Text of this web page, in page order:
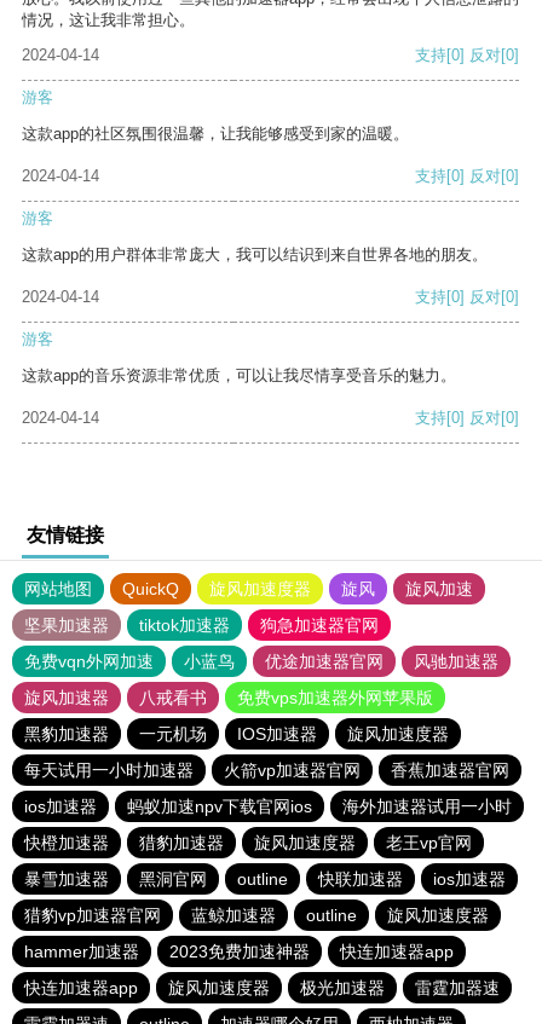
情况，这让我非常担心。
2024-04-14
支持[0] 反对[0]
游客
这款app的社区氛围很温馨，让我能够感受到家的温暖。
2024-04-14 支持[0] 反对[0]
游客
这款app的用户群体非常庞大，我可以结识到来自世界各地的朋友。
2024-04-14 支持[0] 反对[0]
游客
这款app的音乐资源非常优质，可以让我尽情享受音乐的魅力。
2024-04-14 支持[0] 反对[0]
友情链接
网站地图 QuickQ 旋风加速度器 旋风
旋风加速
坚果加速器
tiktok加速器
狗急加速器官网
免费vqn外网加速
小蓝鸟 优途加速器官网
风驰加速器
旋风加速器
八戒看书
免费vps加速器外网苹果版
黑豹加速器
一元机场 IOS加速器
旋风加速度器
每天试用一小时加速器
火箭vp加速器官网
香蕉加速器官网
ios加速器
蚂蚁加速npv下载官网ios
海外加速器试用一小时
快橙加速器
猎豹加速器 旋风加速度器
老王vp官网
暴雪加速器
黑洞官网 outline 快联加速器
ios加速器
猎豹vp加速器官网
蓝鲸加速器 outline
旋风加速度器
hammer加速器
2023免费加速神器
快连加速器app
快连加速器app
旋风加速度器 极光加速器
雷霆加器速